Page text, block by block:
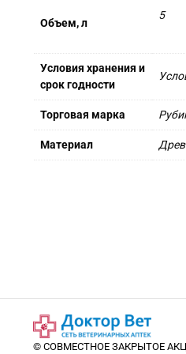
Объем, л
5
Условия хранения и
срок годности
Торговая марка
Материал
© СОВМЕСТНОЕ ЗАКРЫТОЕ